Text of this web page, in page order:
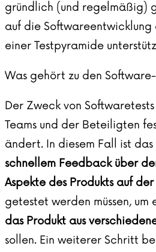
gründlich (und regelmäßig)
auf die Softwareentwicklung
einer Testpyramide
Was gehört zu den
Der Zweck von
Teams und der Beteiligten
ändert. In diesem Fall ist
schnellem Feedback über
Aspekte des Produkts auf
getestet werden müssen,
das Produkt aus
sollen. Ein weiterer Schritt